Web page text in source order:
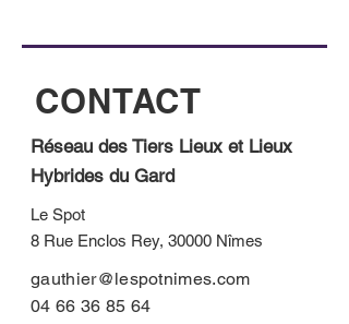
CONTACT
Réseau des Tiers Lieux et Lieux
Hybrides du Gard
Le Spot
8 Rue Enclos Rey, 30000 Nîmes
gauthier@lespotnimes.com
04 66 36 85 64